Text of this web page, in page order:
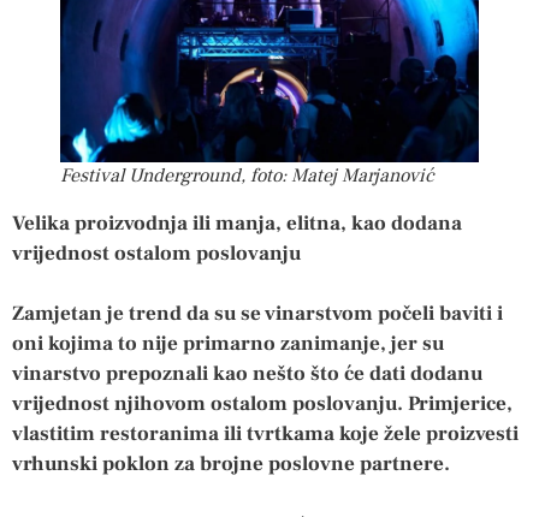
Festival Underground, foto: Matej Marjanović
Velika proizvodnja ili manja, elitna, kao dodana
vrijednost ostalom poslovanju
Zamjetan je trend da su se vinarstvom počeli baviti i
oni kojima to nije primarno zanimanje, jer su
vinarstvo prepoznali kao nešto što će dati dodanu
vrijednost njihovom ostalom poslovanju. Primjerice,
vlastitim restoranima ili tvrtkama koje žele proizvesti
vrhunski poklon za brojne poslovne partnere.